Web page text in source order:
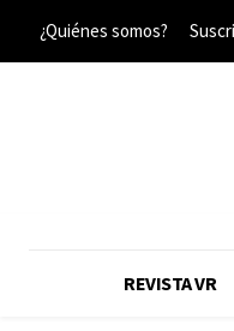
¿Quiénes somos?
REVISTA VR